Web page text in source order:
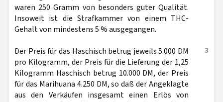
waren 250 Gramm von besonders guter Qualität.
Insoweit ist die Strafkammer von einem THC-
Gehalt von mindestens 5 % ausgegangen.
3
Der Preis für das Haschisch betrug jeweils 5.000 DM
pro Kilogramm, der Preis für die Lieferung der 1,25
Kilogramm Haschisch betrug 10.000 DM, der Preis
für das Marihuana 4.250 DM, so daß der Angeklagte
aus den Verkäufen insgesamt einen Erlös von